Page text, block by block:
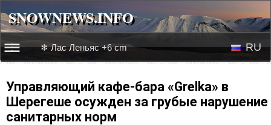
SNOWNEWS.INFO
☰☰
Веб-камеры
❄ Лас Леньяс +6 cm RU
Управляющий кафе-бара «Grelka» в
Шерегеше осужден за грубые нарушение
санитарных норм